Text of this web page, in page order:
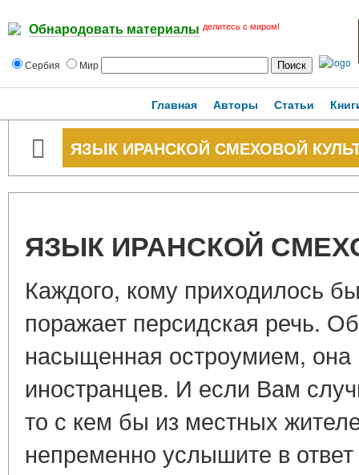
Обнародовать материалы делитесь с миром!
Сербия Мир
Главная Авторы Статьи
ЯЗЫК ИРАНСКОЙ СМЕХОВОЙ
ЯЗЫК ИРАНСКОЙ
Каждого, кому приходилось
поражает персидская речь.
насыщенная остроумием,
иностранцев. И если Вам
то с кем бы из местных
непременно услышите в